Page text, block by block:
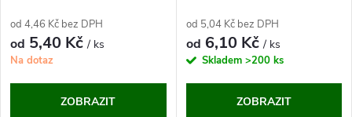
od 4,46 Kč bez DPH
od 5,40 Kč/ ks
Na dotaz
ZOBRAZIT
od 5,04 Kč bez DPH
od 6,10 Kč/ ks
Skladem >200 ks
ZOBRAZIT